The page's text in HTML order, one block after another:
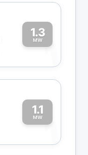
1.3
MW1
1.1
MW1